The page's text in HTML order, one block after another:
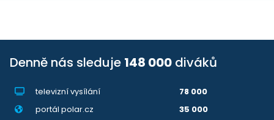
Denně nás sleduje 148 000 diváků
televizní vysílání
78 000
portál polar.cz
35 000